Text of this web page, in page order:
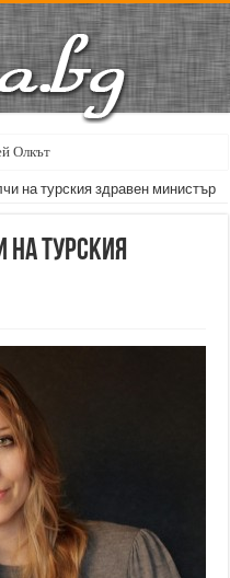
Олкът
поет винаги е и сила, и
на турския здравен министър
турския